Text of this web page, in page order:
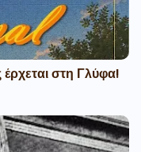
στη Γλύφα!